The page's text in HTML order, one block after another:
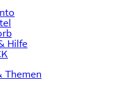
Hilfe
Themen